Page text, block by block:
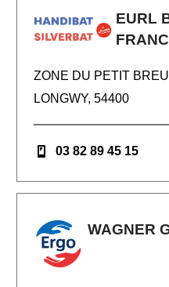
EURL
ZONE DU PETIT
LONGWY, 54400
03 82 89 45 15
WAGNER